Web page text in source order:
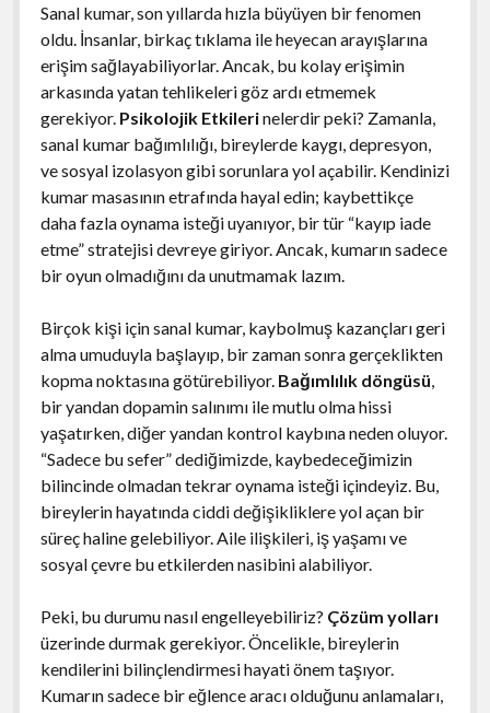
Sanal kumar, son yıllarda hızla büyüyen bir fenomen
oldu. İnsanlar, birkaç tıklama ile heyecan arayışlarına
erişim sağlayabiliyorlar. Ancak, bu kolay erişimin
arkasında yatan tehlikeleri göz ardı etmemek
gerekiyor. Psikolojik Etkilerinelerdir peki? Zamanla,
sanal kumar bağımlılığı, bireylerde kaygı, depresyon,
ve sosyal izolasyon gibi sorunlara yol açabilir. Kendinizi
kumar masasının etrafında hayal edin; kaybettikçe
daha fazla oynama isteği uyanıyor, bir tür “kayıp iade
etme” stratejisi devreye giriyor. Ancak, kumarın sadece
bir oyun olmadığını da unutmamak lazım.
Birçok kişi için sanal kumar, kaybolmuş kazançları geri
alma umuduyla başlayıp, bir zaman sonra gerçeklikten
kopma noktasına götürebiliyor. Bağımlılık döngüsü,
bir yandan dopamin salınımı ile mutlu olma hissi
yaşatırken, diğer yandan kontrol kaybına neden oluyor.
“Sadece bu sefer” dediğimizde, kaybedeceğimizin
bilincinde olmadan tekrar oynama isteği içindeyiz. Bu,
bireylerin hayatında ciddi değişikliklere yol açan bir
süreç haline gelebiliyor. Aile ilişkileri, iş yaşamı ve
sosyal çevre bu etkilerden nasibini alabiliyor.
Peki, bu durumu nasıl engelleyebiliriz? Çözüm yolları
üzerinde durmak gerekiyor. Öncelikle, bireylerin
kendilerini bilinçlendirmesi hayati önem taşıyor.
Kumarın sadece bir eğlence aracı olduğunu anlamaları,